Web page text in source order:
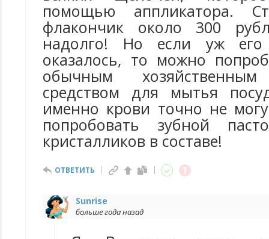
помощью аппликатора.
флакончик около 300
надолго! Но если уж
оказалось, то можно
обычным
средством для мытья
именно крови точно не
попробовать зубной
кристалликов в составе!
ОТВЕТИТЬ
Sunrise
больше года назад